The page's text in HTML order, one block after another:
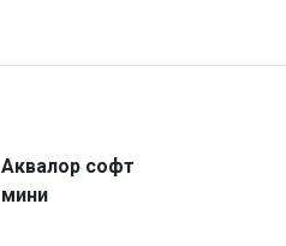
Аквалор софт
мини